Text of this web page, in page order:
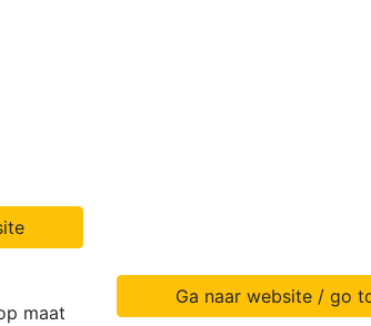
maat
Ga naar website / go